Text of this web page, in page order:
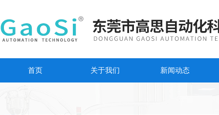
首页 关于我们 新闻动态